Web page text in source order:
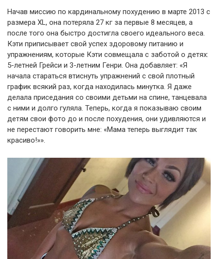
Начав миссию по кардинальному похудению в марте 2013 с
размера XL, она потеряла 27 кг за первые 8 месяцев, а
после того она быстро достигла своего идеального веса.
Кэти приписывает свой успех здоровому питанию и
упражнениям, которые Кэти совмещала с заботой о детях:
5-летней Грейси и 3-летним Генри. Она добавляет: «Я
начала стараться втиснуть упражнений с свой плотный
график всякий раз, когда находилась минутка. Я даже
делала приседания со своими детьми на спине, танцевала
с ними и долго гуляла. Теперь, когда я показываю своим
детям свои фото до и после похудения, они удивляются и
не перестают говорить мне: «Мама теперь выглядит так
красиво!»».